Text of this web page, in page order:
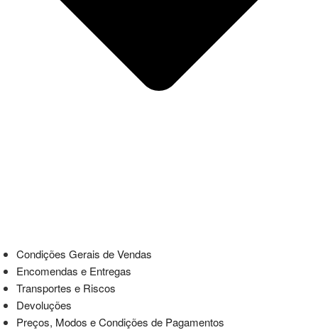
Condições Gerais de Vendas
Encomendas e Entregas
Transportes e Riscos
Devoluções
Preços, Modos e Condições de Pagamentos